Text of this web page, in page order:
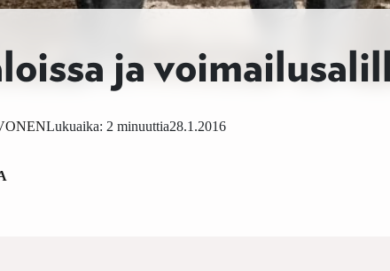
ja
28.1.2016
Lukuaika: 2 minuuttia